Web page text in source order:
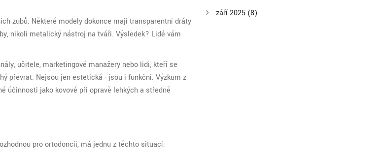
zubů. Některé modely dokonce mají transparentní dráty
nikoli metalický nástroj na tváři. Výsledek? Lidé vám
učitele, marketingové manažery nebo lidi, kteří se
převrat. Nejsou jen estetická - jsou i funkční. Výzkum z
účinnosti jako kovové při opravě lehkých a středně
pro ortodoncii, má jednu z těchto situací:
září 2025 (8)